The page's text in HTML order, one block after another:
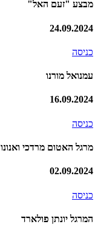
מבצע "זעם האל"
24.09.2024
כניסה
עמנואל מורנו
16.09.2024
כניסה
מרגל האטום מרדכי ואנונו
02.09.2024
כניסה
המרגל יונתן פולארד